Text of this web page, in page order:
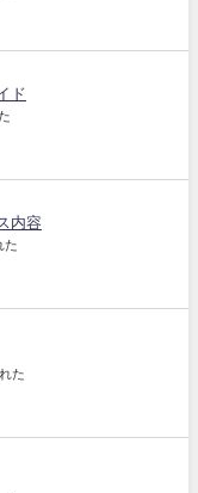
ド
内容
た
た